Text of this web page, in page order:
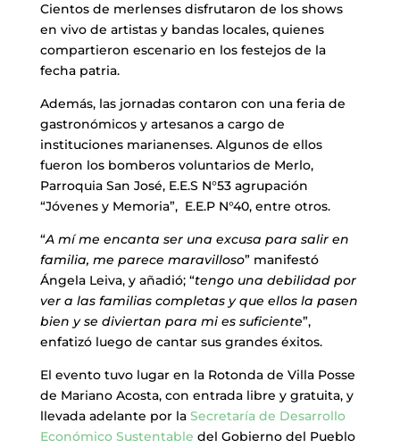
Cientos de merlenses disfrutaron de los shows
en vivo de artistas y bandas locales, quienes
compartieron escenario en los festejos de la
fecha patria.
Además, las jornadas contaron con una feria de
gastronómicos y artesanos a cargo de
instituciones marianenses. Algunos de ellos
fueron los bomberos voluntarios de Merlo,
Parroquia San José, E.E.S N°53 agrupación
“Jóvenes y Memoria”, E.E.P N°40, entre otros.
“A mí me encanta ser una excusa para salir en
familia, me parece maravilloso” manifestó
Ángela Leiva, y añadió; “tengo una debilidad por
ver a las familias completas y que ellos la pasen
bien y se diviertan para mi es suficiente”,
enfatizó luego de cantar sus grandes éxitos.
El evento tuvo lugar en la Rotonda de Villa Posse
de Mariano Acosta, con entrada libre y gratuita, y
llevada adelante por la Secretaría de Desarrollo
Económico Sustentable del Gobierno del Pueblo